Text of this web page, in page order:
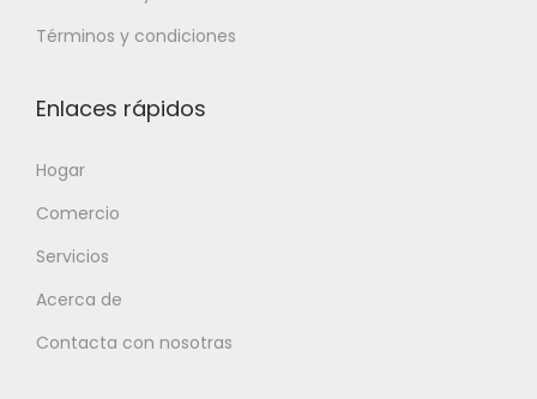
Términos y condiciones
Enlaces rápidos
Hogar
Comercio
Servicios
Acerca de
Contacta con nosotras